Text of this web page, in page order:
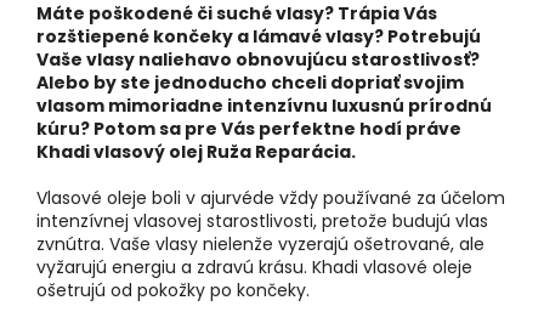
Máte poškodené či suché vlasy? Trápia Vás
rozštiepené končeky a lámavé vlasy? Potrebujú
Vaše vlasy naliehavo obnovujúcu starostlivosť?
Alebo by ste jednoducho chceli dopriať svojim
vlasom mimoriadne intenzívnu luxusnú prírodnú
kúru? Potom sa pre Vás perfektne hodí práve
Khadi vlasový olej Ruža Reparácia.
Vlasové oleje boli v ajurvéde vždy používané za účelom
intenzívnej vlasovej starostlivosti, pretože budujú vlas
zvnútra. Vaše vlasy nielenže vyzerajú ošetrované, ale
vyžarujú energiu a zdravú krásu. Khadi vlasové oleje
ošetrujú od pokožky po končeky.